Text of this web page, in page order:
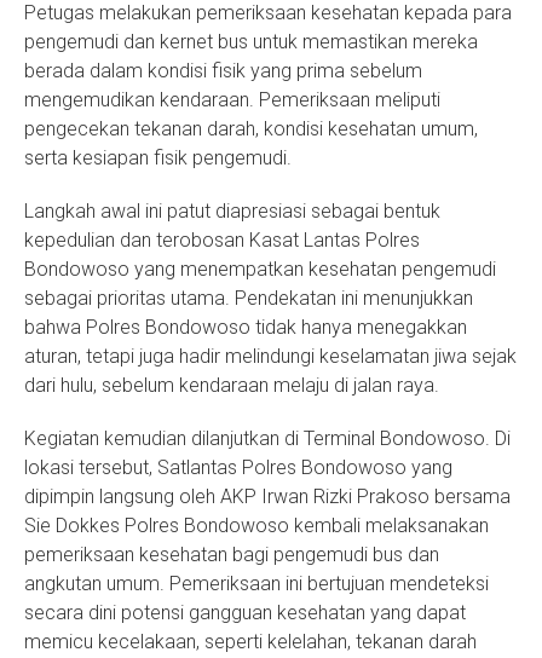
Petugas melakukan pemeriksaan kesehatan kepada para
pengemudi dan kernet bus untuk memastikan mereka
berada dalam kondisi fisik yang prima sebelum
mengemudikan kendaraan. Pemeriksaan meliputi
pengecekan tekanan darah, kondisi kesehatan umum,
serta kesiapan fisik pengemudi.
Langkah awal ini patut diapresiasi sebagai bentuk
kepedulian dan terobosan Kasat Lantas Polres
Bondowoso yang menempatkan kesehatan pengemudi
sebagai prioritas utama. Pendekatan ini menunjukkan
bahwa Polres Bondowoso tidak hanya menegakkan
aturan, tetapi juga hadir melindungi keselamatan jiwa sejak
dari hulu, sebelum kendaraan melaju di jalan raya.
Kegiatan kemudian dilanjutkan di Terminal Bondowoso. Di
lokasi tersebut, Satlantas Polres Bondowoso yang
dipimpin langsung oleh AKP Irwan Rizki Prakoso bersama
Sie Dokkes Polres Bondowoso kembali melaksanakan
pemeriksaan kesehatan bagi pengemudi bus dan
angkutan umum. Pemeriksaan ini bertujuan mendeteksi
secara dini potensi gangguan kesehatan yang dapat
memicu kecelakaan, seperti kelelahan, tekanan darah